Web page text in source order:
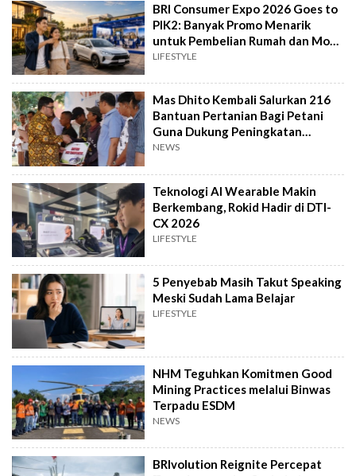
BRI Consumer Expo 2026 Goes to
PIK2: Banyak Promo Menarik
untuk Pembelian Rumah dan Mobil
Baru
LIFESTYLE
Mas Dhito Kembali Salurkan 216
Bantuan Pertanian Bagi Petani
Guna Dukung Peningkatan
Produksi
NEWS
Teknologi AI Wearable Makin
Berkembang, Rokid Hadir di DTI-
CX 2026
LIFESTYLE
5 Penyebab Masih Takut Speaking
Meski Sudah Lama Belajar
LIFESTYLE
NHM Teguhkan Komitmen Good
Mining Practices melalui Binwas
Terpadu ESDM
NEWS
BRIvolution Reignite Percepat